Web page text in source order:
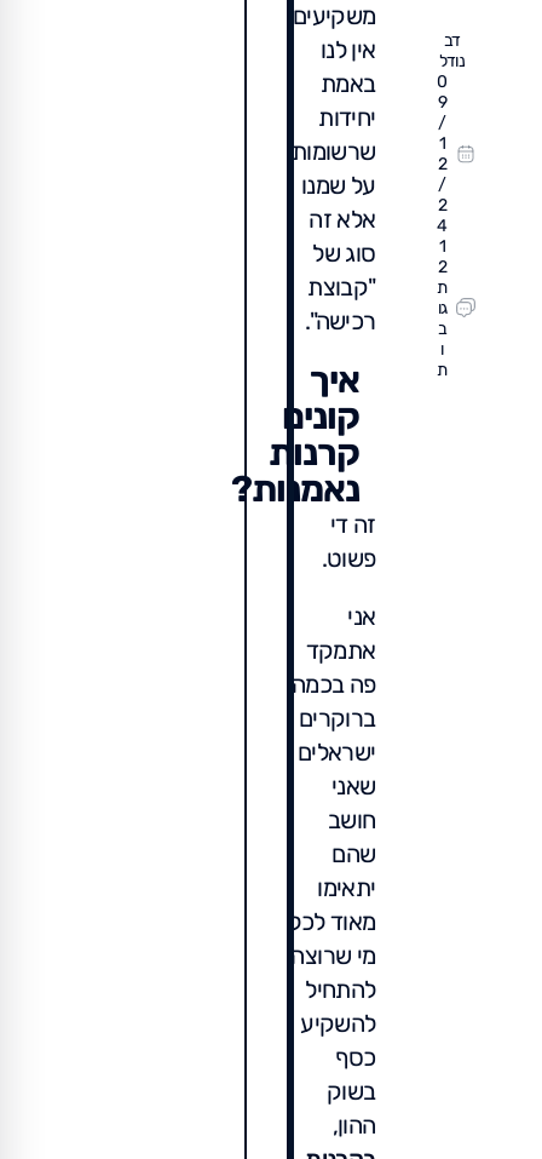
דב
נודל
0
9
/
1
2
/
2
4
1
2
ת
גו
ב
ו
ת
משקיעים.
אין לנו
באמת
יחידות
שרשומות
על שמנו
אלא זה
סוג של
"קבוצת
רכישה".
איך
קונים
קרנות
נאמנות?
זה די
פשוט.
אני
אתמקד
פה בכמה
ברוקרים
ישראלים
שאני
חושב
שהם
יתאימו
מאוד לכל
מי שרוצה
להתחיל
להשקיע
כסף
בשוק
ההון,